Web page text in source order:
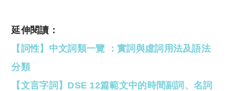
延伸閱讀：
【詞性】中文詞類一覽 ：實詞與虛詞用法及語法
分類
【文言字詞】DSE 12篇範文中的時間副詞、名詞